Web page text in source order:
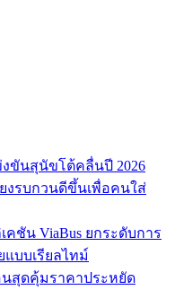
ขันสุนัขโต้คลื่นปี 2026
ยงรบกวนดีขึ้นเพื่อคนใส่
คชัน ViaBus ยกระดับการ
บบเรียลไทม์
นสุดคุ้มราคาประหยัด